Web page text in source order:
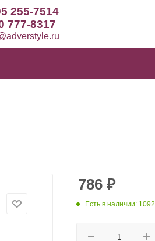
255-7514
777-8317
786 ₽
Есть в наличии: 1092